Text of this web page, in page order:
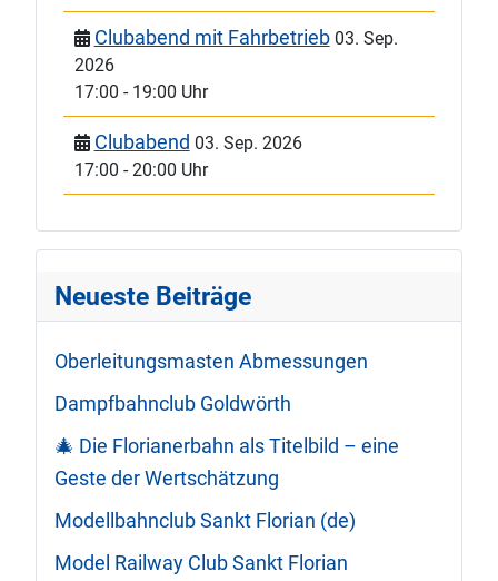
Clubabend mit Fahrbetrieb 03. Sep.
2026
17:00 - 19:00 Uhr
Clubabend 03. Sep. 2026
17:00 -20:00 Uhr
Neueste Beiträge
Oberleitungsmasten Abmessungen
Dampfbahnclub Goldwörth
🎄 Die Florianerbahn als Titelbild – eine
Geste der Wertschätzung
Modellbahnclub Sankt Florian (de)
Model Railway Club Sankt Florian